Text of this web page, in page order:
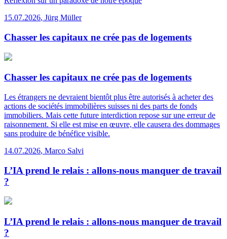
15.07.2026, Jürg Müller
Chasser les capitaux ne crée pas de logements
Chasser les capitaux ne crée pas de logements
Les étrangers ne devraient bientôt plus être autorisés à acheter des
actions de sociétés immobilières suisses ni des parts de fonds
immobiliers. Mais cette future interdiction repose sur une erreur de
raisonnement. Si elle est mise en œuvre, elle causera des dommages
sans produire de bénéfice visible.
14.07.2026, Marco Salvi
L’IA prend le relais : allons-nous manquer de travail
?
L’IA prend le relais : allons-nous manquer de travail
?